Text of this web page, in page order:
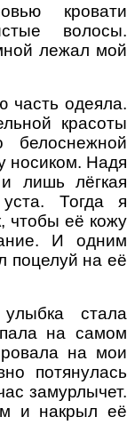
кровати
волосы.
лежал мой
часть одеяла.
красоты
белоснежной
носиком. Надя
лишь лёгкая
Тогда я
чтобы её кожу
И одним
поцелуй на её
стала
на самом
на мои
потянулась
замурлычет.
и накрыл её